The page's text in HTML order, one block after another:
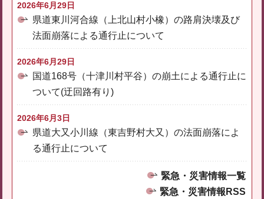
2026年6月29日
県道東川河合線（上北山村小橡）の路肩決壊及び
法面崩落による通行止について
2026年6月29日
国道168号（十津川村平谷）の崩土による通行止に
ついて(迂回路有り)
2026年6月3日
県道大又小川線（東吉野村大又）の法面崩落によ
る通行止について
緊急・災害情報一覧
緊急・災害情報RSS